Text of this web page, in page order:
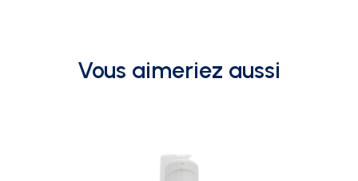
Vous aimeriez aussi